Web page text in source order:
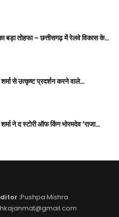
बड़ा तोहफा – छत्तीसगढ़ में रेलवे विकास के…
से उत्कृष्ट प्रदर्शन करने वाले…
ने द स्टोरी ऑफ किंग भोरमदेव ‘राजा…
:Pushpa Mishra